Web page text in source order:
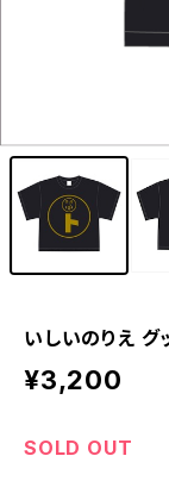
いしいのりえ グ
¥3,200
SOLD OUT